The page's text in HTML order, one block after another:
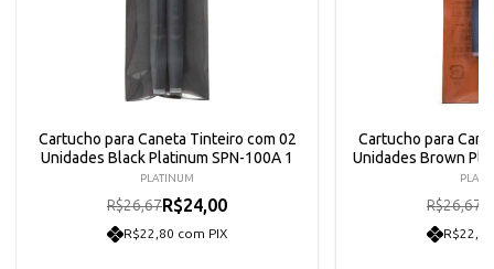
Cartucho para Caneta Tinteiro com 02
Unidades Black Platinum SPN-100A 1
PLATINUM
R$26,67R$24,00
R$22,80 com PIX
Cartucho para
Unidades Brown
R$26,67